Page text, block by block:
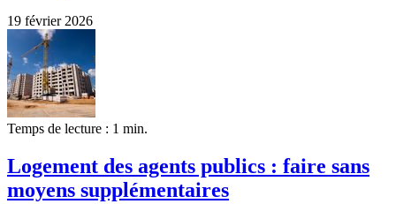
19 février 2026
Temps de lecture : 1 min.
Logement des agents publics : faire sans
moyens supplémentaires